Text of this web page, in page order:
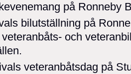
på Ronneby
bilutställning på
och
veteranbåtsdag på